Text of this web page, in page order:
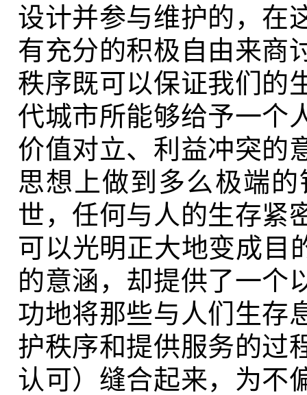
设计并参与维护的，在
有充分的积极自由来商
秩序既可以保证我们的
代城市所能够给予一个
价值对立、利益冲突的
思想上做到多么极端
世，任何与人的生存紧
可以光明正大地变成目
的意涵，却提供了一个
功地将那些与人们生存
护秩序和提供服务的过
认可）缝合起来，为不